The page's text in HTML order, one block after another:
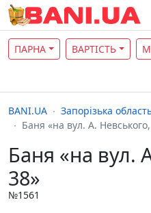
ПАРНА ВАРТІСТЬ
BANI.UA Запорізька
Баня «на вул. А.
Баня «на вул.
38»
№1561